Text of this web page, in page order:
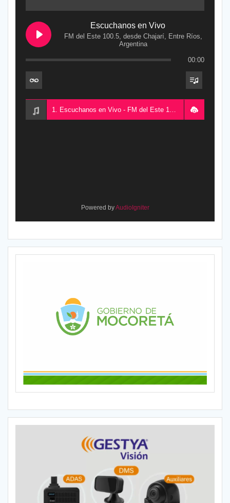
Escuchanos en Vivo
FM del Este 100.5, desde Chajarí, Entre Ríos,
Argentina
00:00
1. Escuchanos en Vivo - FM del Este 100.5, desde Chajarí, Entre Ríos, Argentina
Powered byAudioIgniter